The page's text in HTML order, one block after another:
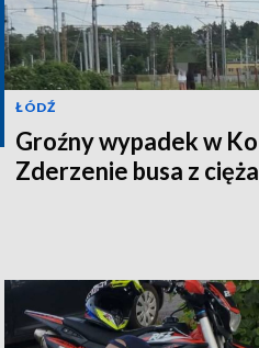
ŁÓDŹ
Groźny wypadek w
Zderzenie busa z